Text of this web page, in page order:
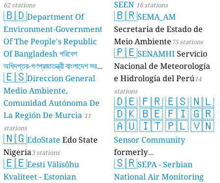
62 stations
🇧🇩Department Of
Environment-Government
Of The People's Republic
Of Bangladesh পরিবেশ
অধিদপ্তর-গণপ্রজাতন্ত্রী বাংলাদেশ সরকার
17 stations
🇪🇸Direccion General
Medio Ambiente,
Comunidad Autónoma De
La Región De Murcia 11
stations
🇳🇬EdoState Edo State
Nigeria3 stations
🇪🇪Eesti Välisõhu
Kvaliteet - Estonian
SEEN 16 stations
🇧🇷SEMA_AM
Secretaria de Estado de
Meio Ambiente75 stations
🇵🇪SENAMHIServicio
Nacional de Meteorología
e Hidrología del Perú14
stations
🇩🇪🇫🇷🇪🇸🇳🇱
🇩🇰🇧🇪🇫🇮🇬🇷
🇦🇺🇮🇹🇵🇱🇻🇳
Sensor Community
formerly
luftdaten.info35809 stations
🇸🇷SEPA - Serbian
National Air Monitoring